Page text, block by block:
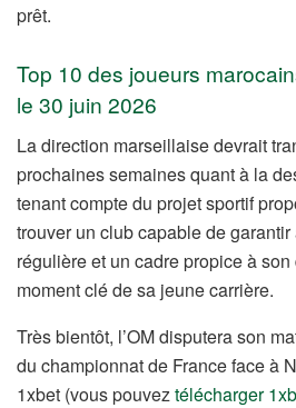
prêt.
Top 10 des joueurs
le 30 juin 2026
La direction marseillaise devrait
prochaines semaines quant à la
tenant compte du projet sportif
trouver un club capable de
régulière et un cadre propice à
moment clé de sa jeune carrière.
Très bientôt, l’OM disputera son
du championnat de France face à
1xbet (vous pouveztélécharger